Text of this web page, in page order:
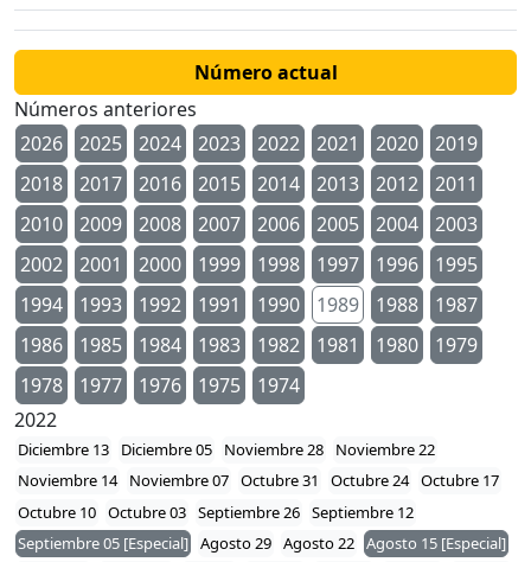
Número actual
Números anteriores
2026
2025 2024 2023 2022 2021 2020
2019
2018
2017 2016 2015 2014 2013 2012
2011
2010
2009 2008 2007 2006 2005 2004
2003
2002
2001 2000 1999 1998 1997 1996
1995
1994
1993 1992 1991 1990 1989 1988
1987
1986
1985 1984 1983 1982 1981 1980
1979
1978
1977 1976 1975
1974
2022
Diciembre 13 Diciembre 05 Noviembre 28
Noviembre 22
Noviembre 14
Noviembre 07 Octubre 31 Octubre 24 Octubre 17
Octubre 10 Octubre 03 Septiembre 26 Septiembre 12
Septiembre 05 [Especial] Agosto 29 Agosto 22 Agosto 15 [Especial]